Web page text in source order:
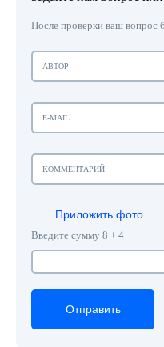
После проверки ваш вопрос
Приложить фото
Введите сумму 8 + 4
Отправить
Отправить
Отправить